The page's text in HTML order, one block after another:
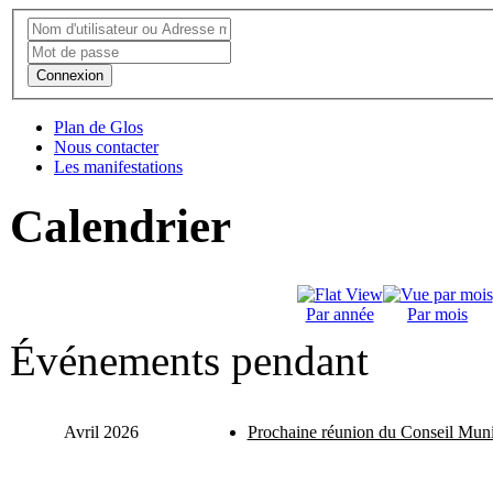
Connexion
Plan de Glos
Nous contacter
Les manifestations
Calendrier
Par année Par mois
Événements pendant
Avril 2026 Prochaine réunion du Conseil